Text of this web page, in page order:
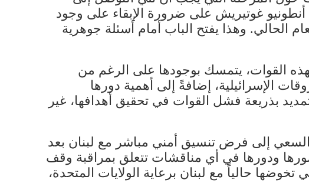
غوتيريش​ على ضرورة الإبقاء على وجود
الحالي. وهذا يفتح الباب أمام أسئلة جوهرية
القوات، يتمسك بوجودها على الرغم من
الإسرائيلية، إضافةً إلى أهمية دورها
بذريعة فشل القوات في تحقيق أهدافها، غير
السعي إلى فرض تنسيق أمني مباشر مع لبنان بعد
ودورها في أي مناقشات تتعلق بمراقبة وقف
حالياً مع لبنان برعاية ​الولايات المتحدة​،